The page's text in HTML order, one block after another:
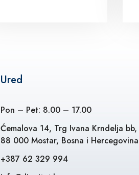
Ured
Pon – Pet: 8.00 – 17.00
Ćemalova 14, Trg Ivana Krndelja bb,
88 000 Mostar, Bosna i Hercegovina
+387 62 329 994